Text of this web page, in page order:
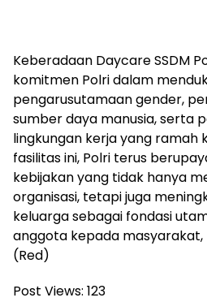
Keberadaan Daycare SSDM
komitmen Polri dalam
pengarusutamaan gender,
sumber daya manusia, serta
lingkungan kerja yang ramah
fasilitas ini, Polri terus
kebijakan yang tidak hanya
organisasi, tetapi juga
keluarga sebagai fondasi
anggota kepada masyarakat,
(Red)
Post Views: 123